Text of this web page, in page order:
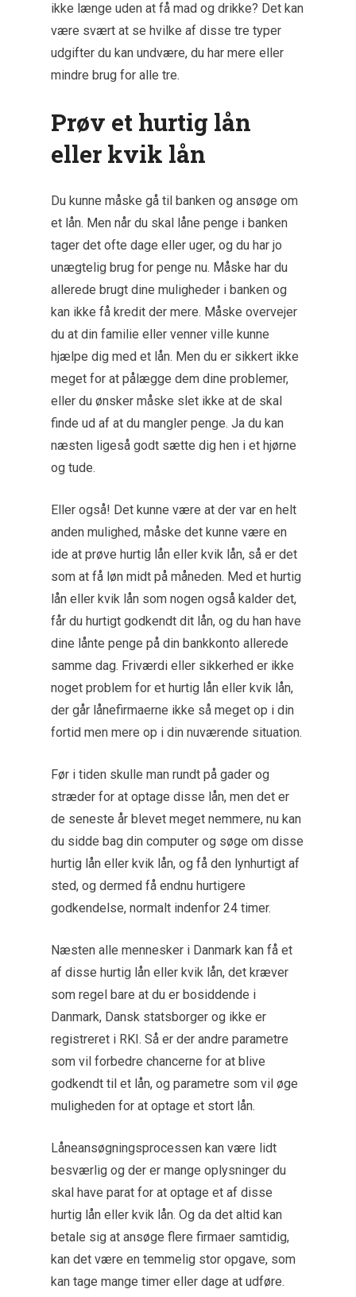
ikke længe uden at få mad og drikke? Det kan
være svært at se hvilke af disse tre typer
udgifter du kan undvære, du har mere eller
mindre brug for alle tre.
Prøv et hurtig lån
eller kvik lån
Du kunne måske gå til banken og ansøge om
et lån. Men når du skal låne penge i banken
tager det ofte dage eller uger, og du har jo
unægtelig brug for penge nu. Måske har du
allerede brugt dine muligheder i banken og
kan ikke få kredit der mere. Måske overvejer
du at din familie eller venner ville kunne
hjælpe dig med et lån. Men du er sikkert ikke
meget for at pålægge dem dine problemer,
eller du ønsker måske slet ikke at de skal
finde ud af at du mangler penge. Ja du kan
næsten ligeså godt sætte dig hen i et hjørne
og tude.
Eller også! Det kunne være at der var en helt
anden mulighed, måske det kunne være en
ide at prøve hurtig lån eller kvik lån, så er det
som at få løn midt på måneden. Med et hurtig
lån eller kvik lån som nogen også kalder det,
får du hurtigt godkendt dit lån, og du han have
dine lånte penge på din bankkonto allerede
samme dag. Friværdi eller sikkerhed er ikke
noget problem for et hurtig lån eller kvik lån,
der går lånefirmaerne ikke så meget op i din
fortid men mere op i din nuværende situation.
Før i tiden skulle man rundt på gader og
stræder for at optage disse lån, men det er
de seneste år blevet meget nemmere, nu kan
du sidde bag din computer og søge om disse
hurtig lån eller kvik lån, og få den lynhurtigt af
sted, og dermed få endnu hurtigere
godkendelse, normalt indenfor 24 timer.
Næsten alle mennesker i Danmark kan få et
af disse hurtig lån eller kvik lån, det kræver
som regel bare at du er bosiddende i
Danmark, Dansk statsborger og ikke er
registreret i RKI. Så er der andre parametre
som vil forbedre chancerne for at blive
godkendt til et lån, og parametre som vil øge
muligheden for at optage et stort lån.
Låneansøgningsprocessen kan være lidt
besværlig og der er mange oplysninger du
skal have parat for at optage et af disse
hurtig lån eller kvik lån. Og da det altid kan
betale sig at ansøge flere firmaer samtidig,
kan det være en temmelig stor opgave, som
kan tage mange timer eller dage at udføre.